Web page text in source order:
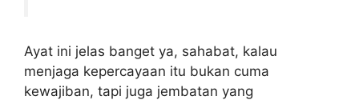
Ayat ini jelas banget ya, sahabat, kalau
menjaga kepercayaan itu bukan cuma
kewajiban, tapi juga jembatan yang